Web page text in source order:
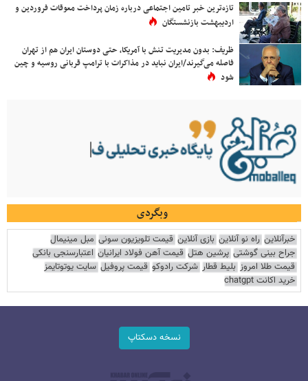
تازه‌ترین خبر تامین اجتماعی درباره زمان پرداخت معوقات فروردین و
اردیبهشت بازنشستگان
ظریف: بدون مدیریت تنش با آمریکا، حتی دوستان ایران هم از تهران
فاصله می‌گیرند/ایران نباید در مذاکرات با ترامپ قربانی روسیه و چین
شود
وبگردی
خبرآنلاین راه نو آنلاین بازی آنلاین قیمت تلویزیون سونی مبل مینیمال
جراح بینی گوشتی پرشین هتل قیمت آهن فولاد ایرانیان اعتبارسنجی بانکی
قیمت طلا امروز بلیط قطار شرکت رادوکو قیمت پروفیل سایت یوتوتایمز
خرید اکانت chatgpt
نسخه دسکتاپ